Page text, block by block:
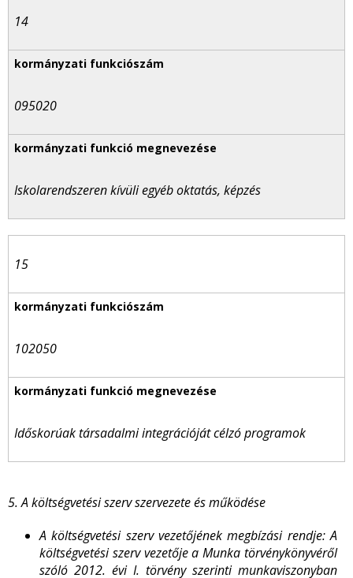
14
095020
Iskolarendszeren kívüli egyéb oktatás, képzés
15
102050
Időskorúak társadalmi integrációját célzó programok
5. A költségvetési szerv szervezete és működése
A költségvetési szerv vezetőjének megbízási rendje: A
költségvetési szerv vezetője a Munka törvénykönyvéről
szóló 2012. évi I. törvény szerinti munkaviszonyban